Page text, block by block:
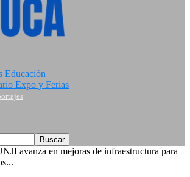
Educación
Expo y Ferias
avanza en mejoras de infraestructura para